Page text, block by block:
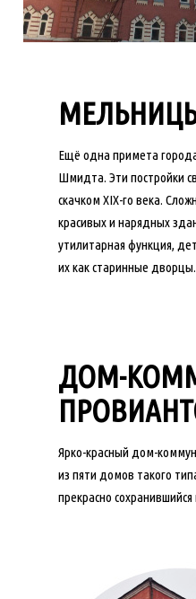
Ещё одна примета
Шмидта. Эти постройки
скачком XIX-го века.
красивых и нарядных
утилитарная функция,
их как старинные дворцы.
ДОМ-
Ярко-красный дом-
из пяти домов такого
прекрасно